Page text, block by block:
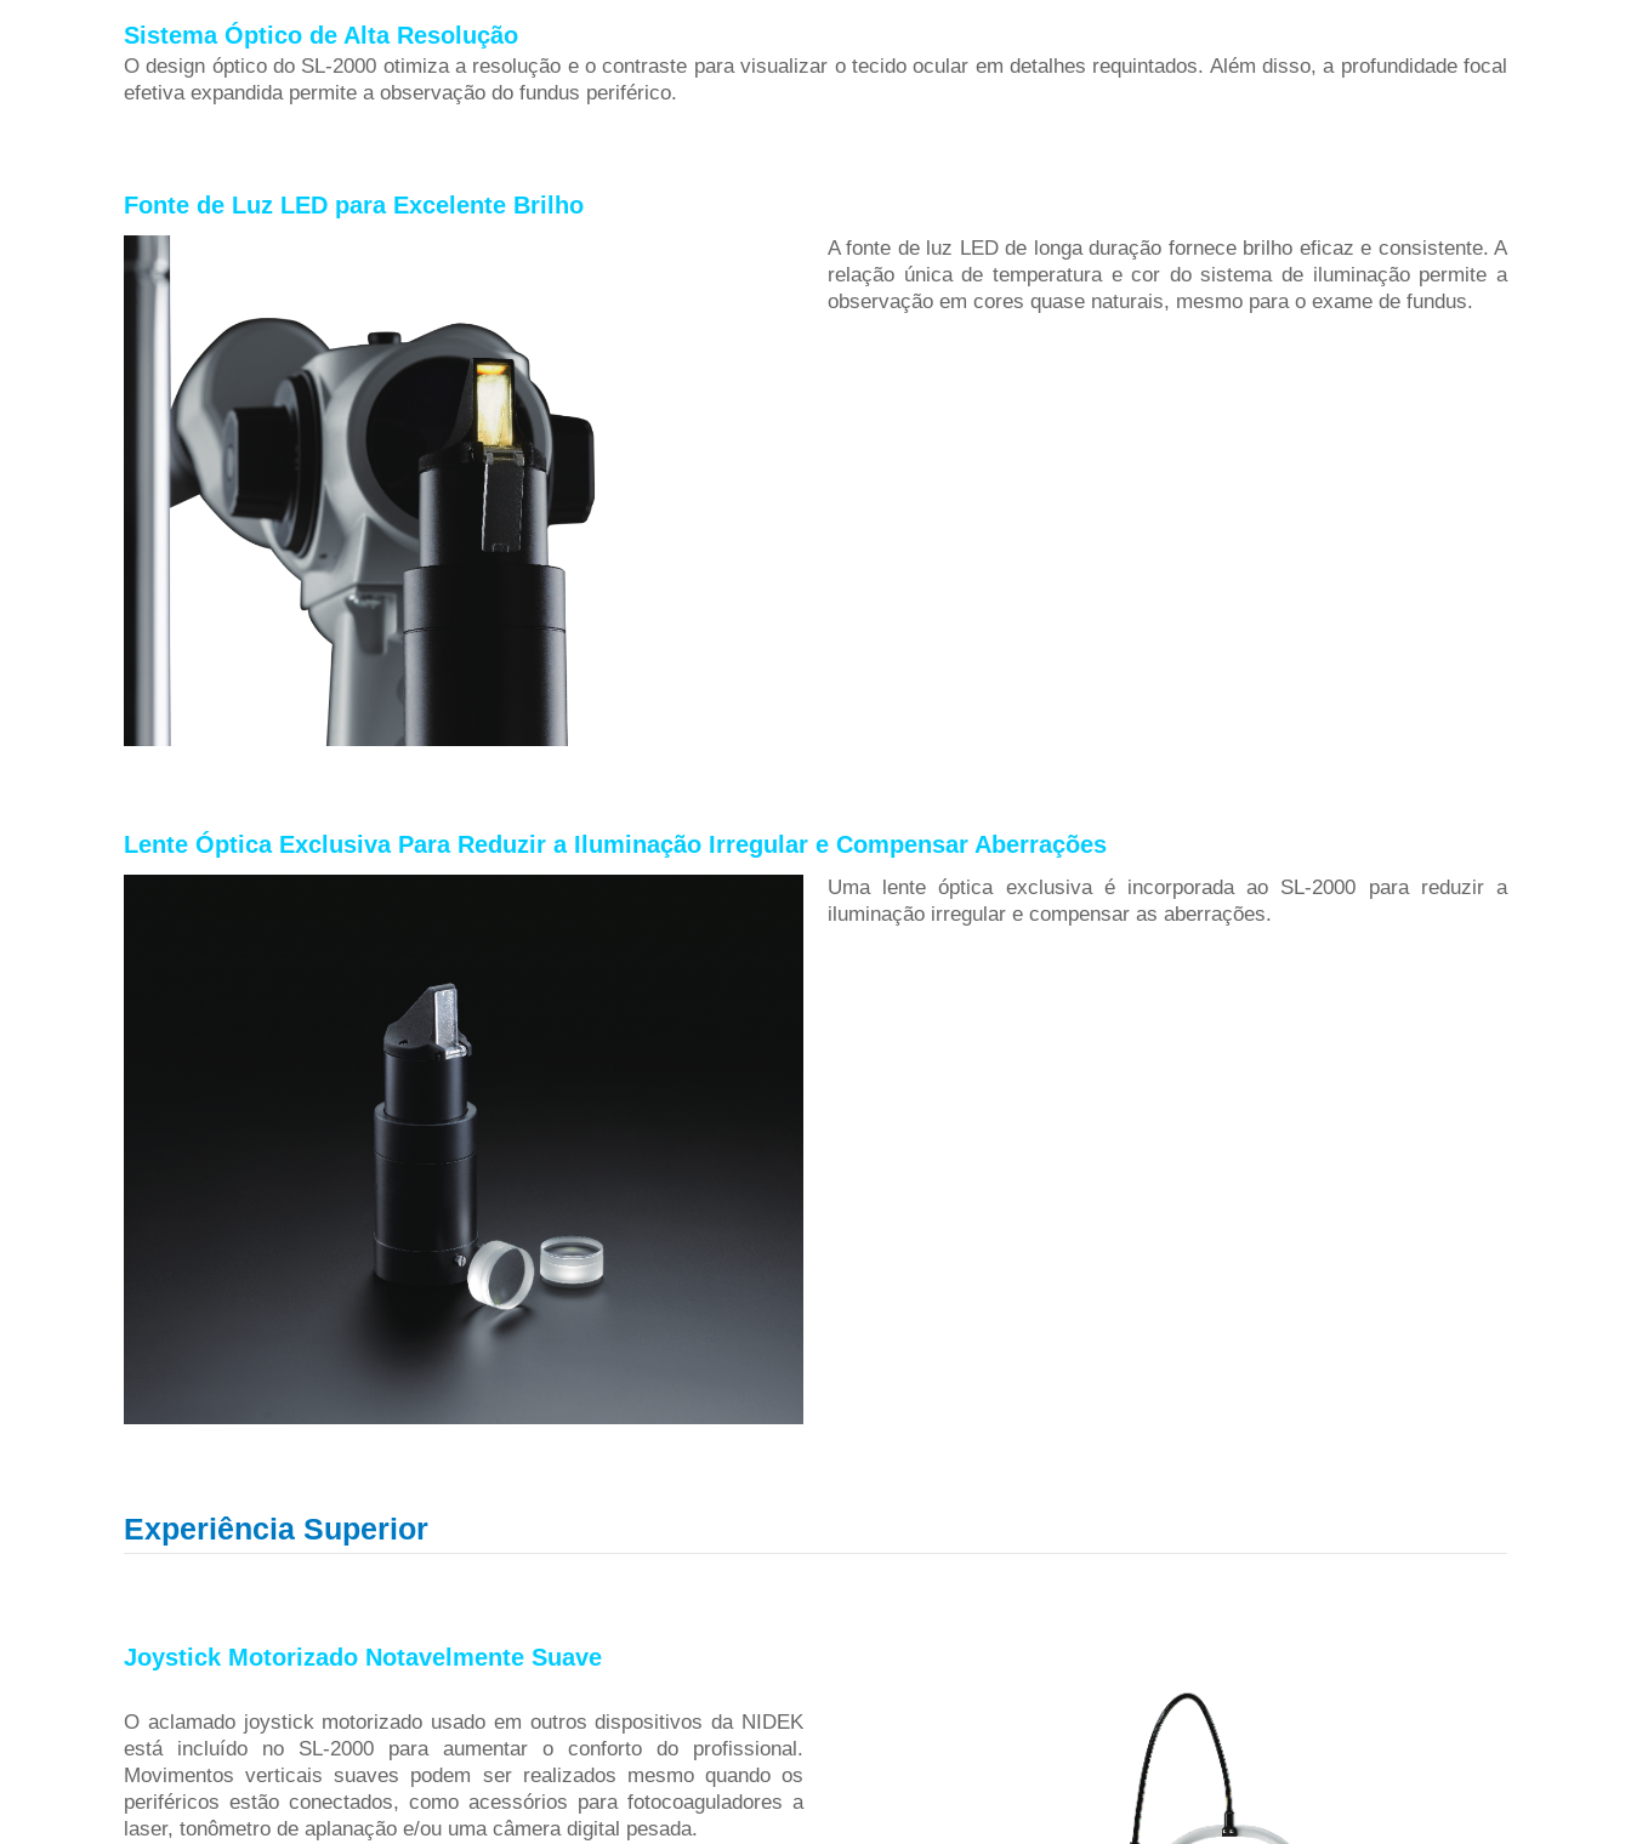
Sistema Óptico de Alta Resolução
O design óptico do SL-2000 otimiza a resolução e o contraste para visualizar o tecido ocular em detalhes requintados. Além disso, a profundidade focal
efetiva expandida permite a observação do fundus periférico.
Fonte de Luz LED para Excelente Brilho
A fonte de luz LED de longa duração fornece brilho eficaz e consistente. A
relação única de temperatura e cor do sistema de iluminação permite a
observação em cores quase naturais, mesmo para o exame de fundus.
Lente Óptica Exclusiva Para Reduzir a Iluminação Irregular e Compensar Aberrações
Uma lente óptica exclusiva é incorporada ao SL-2000 para reduzir a
iluminação irregular e compensar as aberrações.
Experiência Superior
Joystick Motorizado Notavelmente Suave
O aclamado joystick motorizado usado em outros dispositivos da NIDEK
está incluído no SL-2000 para aumentar o conforto do profissional.
Movimentos verticais suaves podem ser realizados mesmo quando os
periféricos estão conectados, como acessórios para fotocoaguladores a
laser, tonômetro de aplanação e/ou uma câmera digital pesada.